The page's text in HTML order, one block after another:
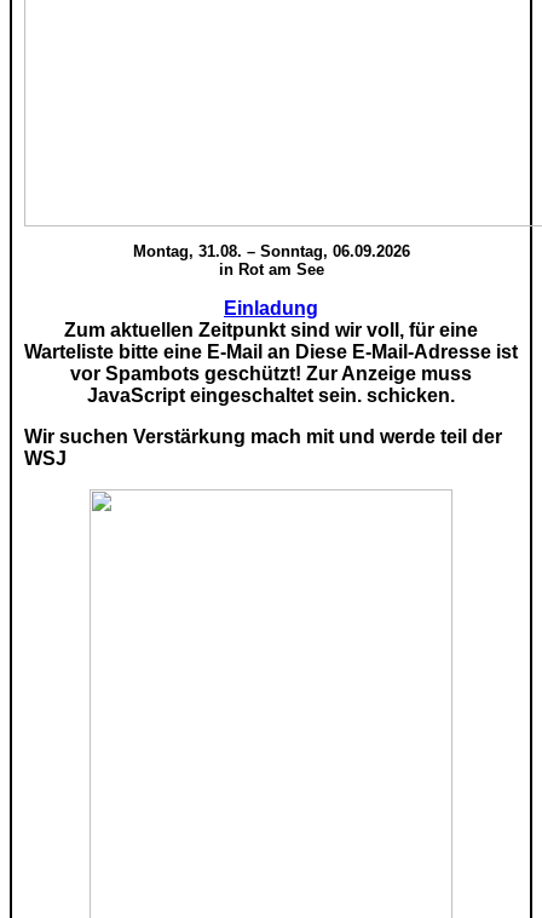
Montag, 31.08. – Sonntag, 06.09.2026
in Rot am See
Einladung
Zum aktuellen Zeitpunkt sind wir voll, für eine
Warteliste bitte eine E-Mail an Diese E-Mail-Adresse ist
vor Spambots geschützt! Zur Anzeige muss
JavaScript eingeschaltet sein. schicken.
Wir suchen Verstärkung mach mit und werde teil der
WSJ